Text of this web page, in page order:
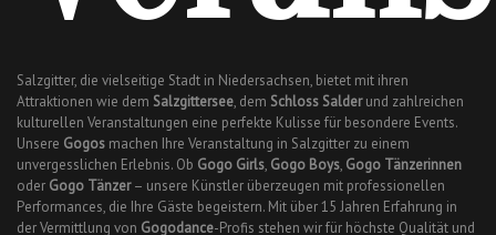
Salzgitter, die vielseitige Stadt in Niedersachsen, bietet mit ihren
Attraktionen wie dem Salzgittersee, dem Schloss Salderund zahlreichen
kulturellen Veranstaltungen eine perfekte Kulisse für besondere Events.
Unsere Gogos machen Ihre Veranstaltung in Salzgitter zu einem
unvergesslichen Erlebnis. Ob Gogo Girls, Gogo Boys, Gogo Tänzerinnen
oder Gogo Tänzer– unsere Künstler überzeugen mit professionellen
Performances, die Ihre Gäste begeistern. Mit über 15 Jahren Erfahrung in
der Vermittlung von Gogodance-Profis stehen wir für höchste Qualität und